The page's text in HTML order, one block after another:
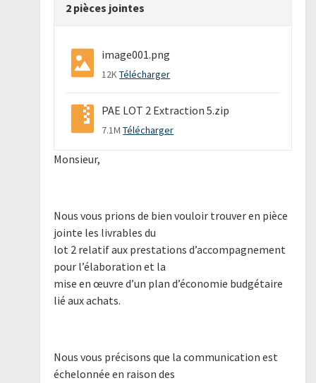
2 pièces jointes
image001.png
12KTélécharger
PAE LOT 2 Extraction 5.zip
7.1MTélécharger
Monsieur,
Nous vous prions de bien vouloir trouver en pièce
jointe les livrables du
lot 2 relatif aux prestations d’accompagnement
pour l’élaboration et la
mise en œuvre d’un plan d’économie budgétaire
lié aux achats.
Nous vous précisons que la communication est
échelonnée en raison des